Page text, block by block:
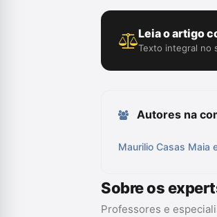
Leia o artigo
Texto integral no
Autores na
Maurilio Casas Maia
Sobre os
Professores e